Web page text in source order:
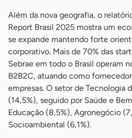
Além da nova geografia, o
Report Brasil 2025 mostra um
se expande mantendo forte
corporativo. Mais de 70% das
Sebrae em todo o Brasil operam
B2B2C, atuando como
empresas. O setor de Tecnologia
(14,5%), seguido por Saúde e
Educação (8,5%), Agronegócio
Socioambiental (6,1%).